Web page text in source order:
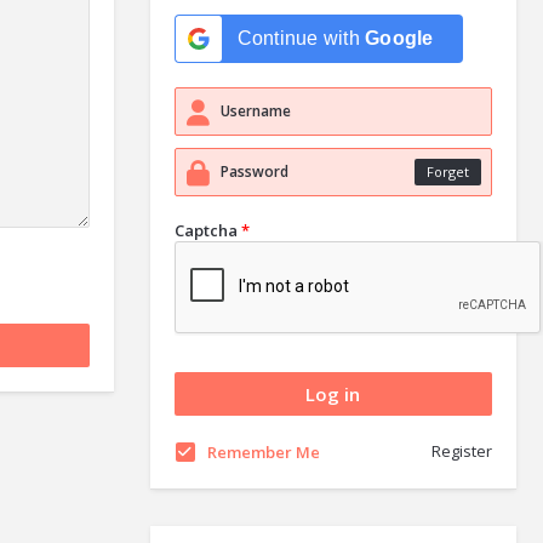
Continue with Google
Forget
Captcha *
Remember Me Register